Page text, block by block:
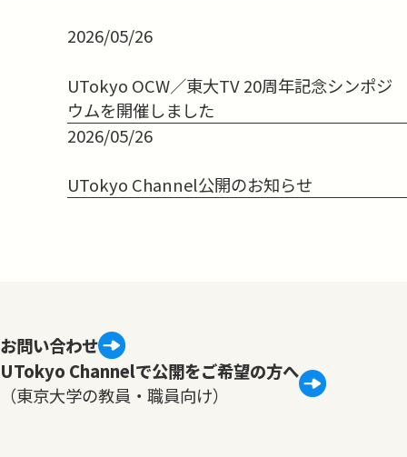
2026/05/26
UTokyo OCW／東大TV 20周年記念シンポジ
ウムを開催しました
2026/05/26
UTokyo Channel公開のお知らせ
お問い合わせ
UTokyo Channelで公開をご希望の方へ
（東京大学の教員・職員向け）